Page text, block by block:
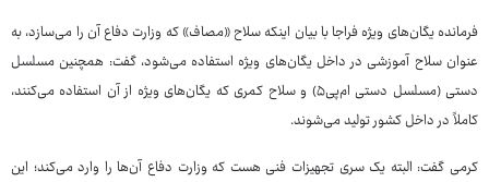
فرمانده یگان‌های ویژه فراجا با بیان اینکه سلاح «مصاف» که وزارت دفاع آن را می‌سازد، به
عنوان سلاح آموزشی در داخل یگان‌های ویژه استفاده می‌شود، گفت: همچنین مسلسل
دستی (مسلسل دستی ام‌پی‌۵) و سلاح کمری که یگان‌های ویژه از آن استفاده می‌کنند،
کاملاً در داخل کشور تولید می‌شوند.
کرمی گفت: البته یک سری تجهیزات فنی هست که وزارت دفاع آن‌ها را وارد می‌کند؛ این